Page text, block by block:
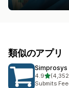
類似のアプリ
Simprosys
4.95つ星中
合計レビュ
Submits